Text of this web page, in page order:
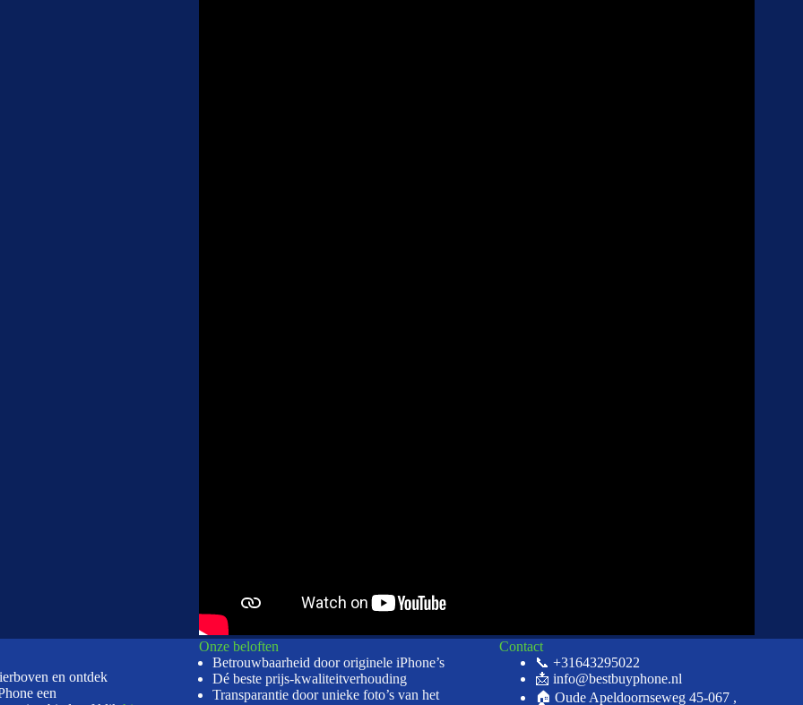
en ontdek
een
Onze beloften
Betrouwbaarheid door originele iPhone’s
Dé beste prijs-kwaliteitverhouding
Transparantie door unieke foto’s van het
Contact
📞 +31643295022
📩 info@bestbuyphone.nl
🏠 Oude Apeldoornseweg 45-067 ,